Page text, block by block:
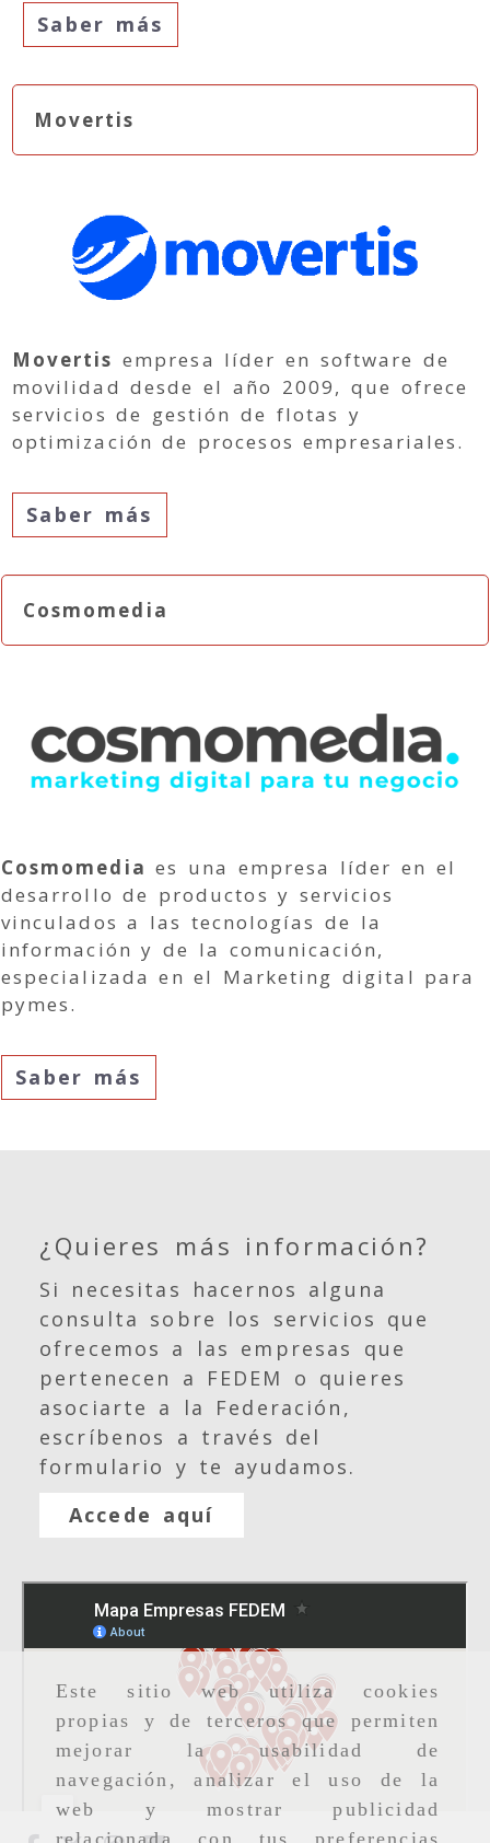
Este sitio web utiliza cookies
propias y de terceros que permiten
mejorar la usabilidad de
navegación, analizar el uso de la
web y mostrar publicidad
Saber más
Movertis
Movertis empresa líder en software de
movilidad desde el año 2009, que ofrece
servicios de gestión de flotas y
optimización de procesos empresariales.
Saber más
Cosmomedia
Cosmomedia es una empresa líder en el
desarrollo de productos y servicios
vinculados a las tecnologías de la
información y de la comunicación,
especializada en el Marketing digital para
pymes.
Saber más
¿Quieres más información?
Si necesitas hacernos alguna
consulta sobre los servicios que
ofrecemos a las empresas que
pertenecen a FEDEM o quieres
asociarte a la Federación,
escríbenos a través del
formulario y te ayudamos.
Accede aquí